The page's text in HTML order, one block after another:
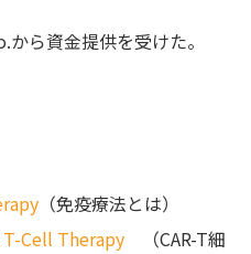
ら資金提供を受けた。
（免疫療法とは）
Cell Therapy （CAR-T細